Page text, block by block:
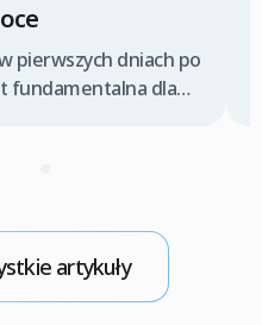
pierwszych dniach po
fundamentalna dla
obrzęk,
włosowych
integrację
Kluczowe
artykuły